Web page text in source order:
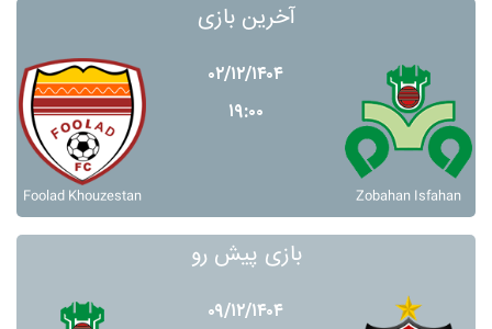
آخرین بازی
Foolad Khouzestan
۰۲/۱۲/۱۴۰۴
۱۹:۰۰
Zobahan Isfahan
بازی پیش رو
۰۹/۱۲/۱۴۰۴